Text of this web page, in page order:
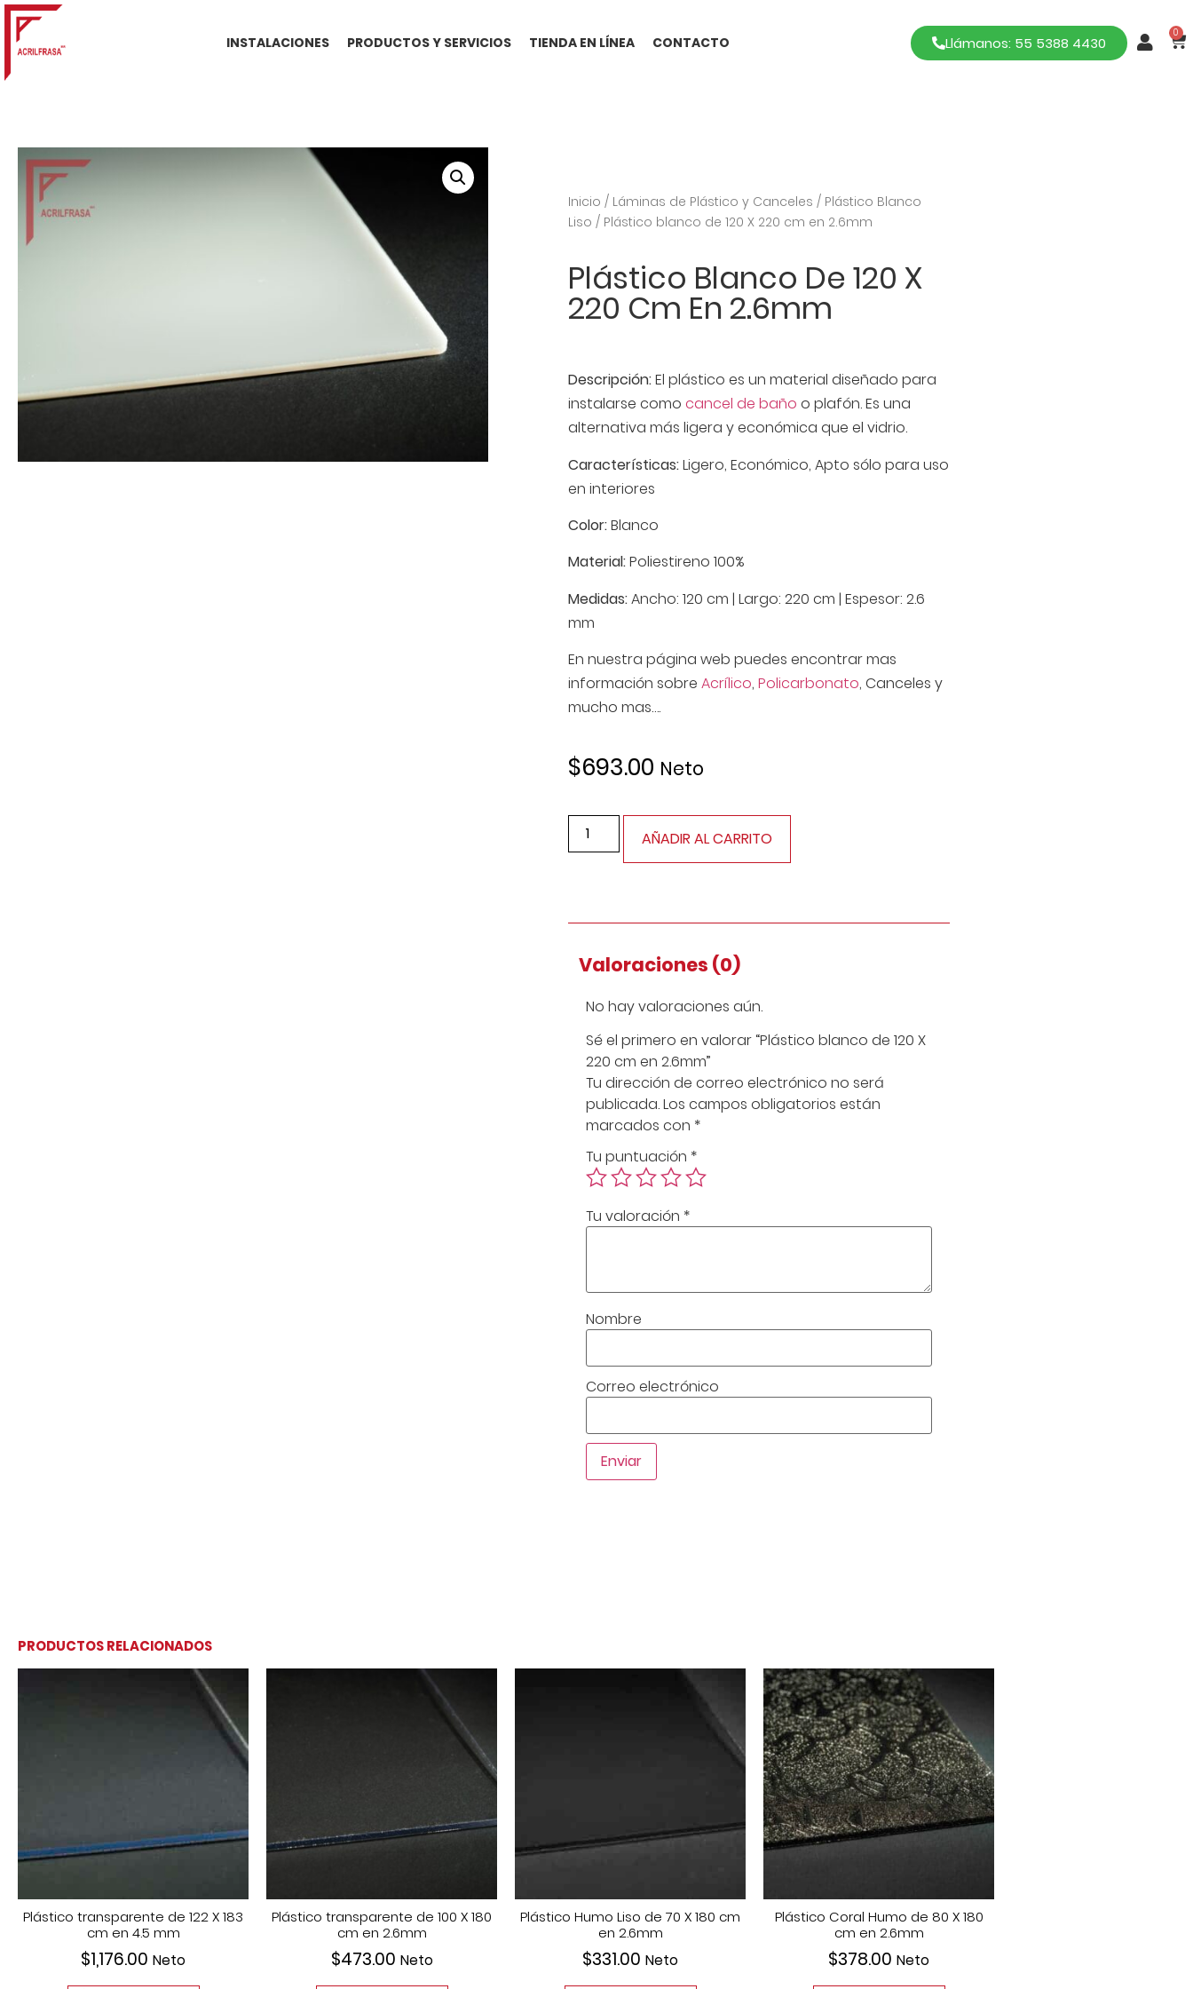
INSTALACIONES PRODUCTOS Y SERVICIOS TIENDA EN LÍNEA CONTACTO Llámanos: 55 5388 4430
0
Inicio / Láminas de Plástico y Canceles / Plástico Blanco
Liso / Plástico blanco de 120 X 220 cm en 2.6mm
Plástico Blanco De 120 X
220 Cm En 2.6mm
Descripción:El plástico es un material diseñado para
instalarse como cancel de baño o plafón. Es una
alternativa más ligera y económica que el vidrio.
Características:Ligero, Económico, Apto sólo para uso
en interiores
Color:Blanco
Material:Poliestireno 100%
Medidas:Ancho: 120 cm | Largo: 220 cm | Espesor: 2.6
mm
En nuestra página web puedes encontrar mas
información sobre Acrílico, Policarbonato, Canceles y
mucho mas….
$693.00 Neto
AÑADIR AL CARRITO
Valoraciones (0)
No hay valoraciones aún.
Sé el primero en valorar “Plástico blanco de 120 X
220 cm en 2.6mm”
Tu dirección de correo electrónico no será
publicada.Los campos obligatorios están
marcados con *
Tu puntuación *
Tu valoración *
Nombre
Correo electrónico
PRODUCTOS RELACIONADOS
Plástico transparente de 122 X 183
cm en 4.5 mm
$1,176.00 Neto
Plástico transparente de 100 X 180
cm en 2.6mm
$473.00 Neto
Plástico Humo Liso de 70 X 180 cm
en 2.6mm
$331.00 Neto
Plástico Coral Humo de 80 X 180
cm en 2.6mm
$378.00 Neto